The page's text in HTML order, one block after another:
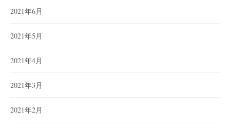
2021年6月
2021年5月
2021年4月
2021年3月
2021年2月